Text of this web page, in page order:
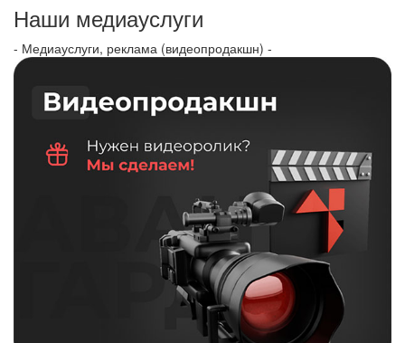
Наши медиауслуги
- Медиауслуги, реклама (видеопродакшн) -